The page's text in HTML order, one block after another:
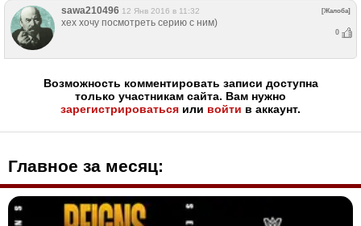
sawa210496 12 Янв 2016 в 11:32 [Жалоба]
хех хочу посмотреть серию с ним)
0
Возможность комментировать записи доступна
только участникам сайта. Вам нужно
зарегистрироваться или войти в аккаунт.
Главное за месяц: